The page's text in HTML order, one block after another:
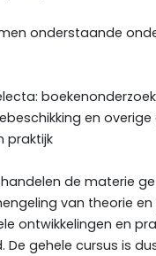
onderstaande
en overige
praktijk
de materie
van theorie
ontwikkelingen en
De gehele cursus is